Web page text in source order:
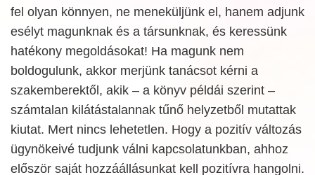
fel olyan könnyen, ne meneküljünk el, hanem adjunk
esélyt magunknak és a társunknak, és keressünk
hatékony megoldásokat! Ha magunk nem
boldogulunk, akkor merjünk tanácsot kérni a
szakemberektől, akik – a könyv példái szerint –
számtalan kilátástalannak tűnő helyzetből mutattak
kiutat. Mert nincs lehetetlen. Hogy a pozitív változás
ügynökeivé tudjunk válni kapcsolatunkban, ahhoz
először saját hozzáállásunkat kell pozitívra hangolni.